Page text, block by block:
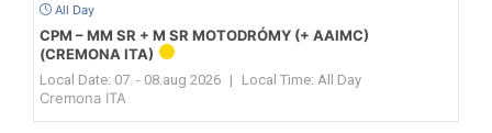
All Day
CPM – MM SR + M SR MOTODRÓMY (+ AAIMC)
(CREMONA ITA)
Local Date: 07. - 08.aug 2026 | Local Time: All Day
Cremona ITA